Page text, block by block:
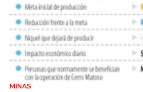
MINAS